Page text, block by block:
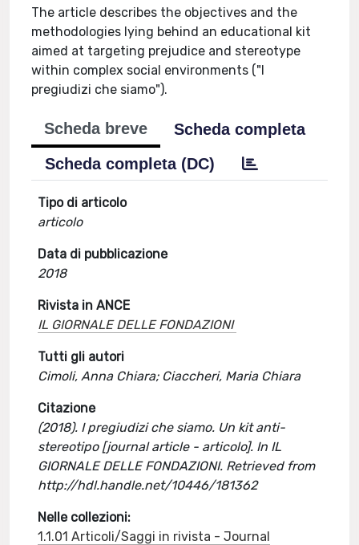
The article describes the objectives and the
methodologies lying behind an educational kit
aimed at targeting prejudice and stereotype
within complex social environments ("I
pregiudizi che siamo").
Scheda breve
Scheda completa
Scheda completa (DC)
Tipo di articolo
articolo
Data di pubblicazione
2018
Rivista in ANCE
IL GIORNALE DELLE FONDAZIONI
Tutti gli autori
Cimoli, Anna Chiara; Ciaccheri, Maria Chiara
Citazione
(2018). I pregiudizi che siamo. Un kit anti-
stereotipo [journal article - articolo]. In IL
GIORNALE DELLE FONDAZIONI. Retrieved from
http://hdl.handle.net/10446/181362
Nelle collezioni:
1.1.01 Articoli/Saggi in rivista - Journal